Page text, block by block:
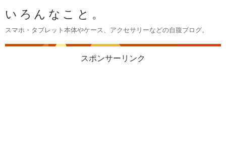
いろんなこと。
スマホ・タブレット本体やケース、アクセサリーなどの自腹ブログ。
スポンサーリンク